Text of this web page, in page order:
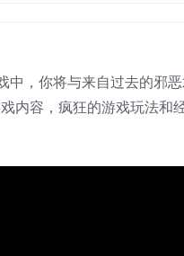
中，你将与来自过去的邪
内容，疯狂的游戏玩法和